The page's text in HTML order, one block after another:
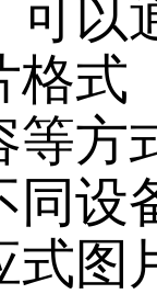
可以
格式
等方
同设
式图